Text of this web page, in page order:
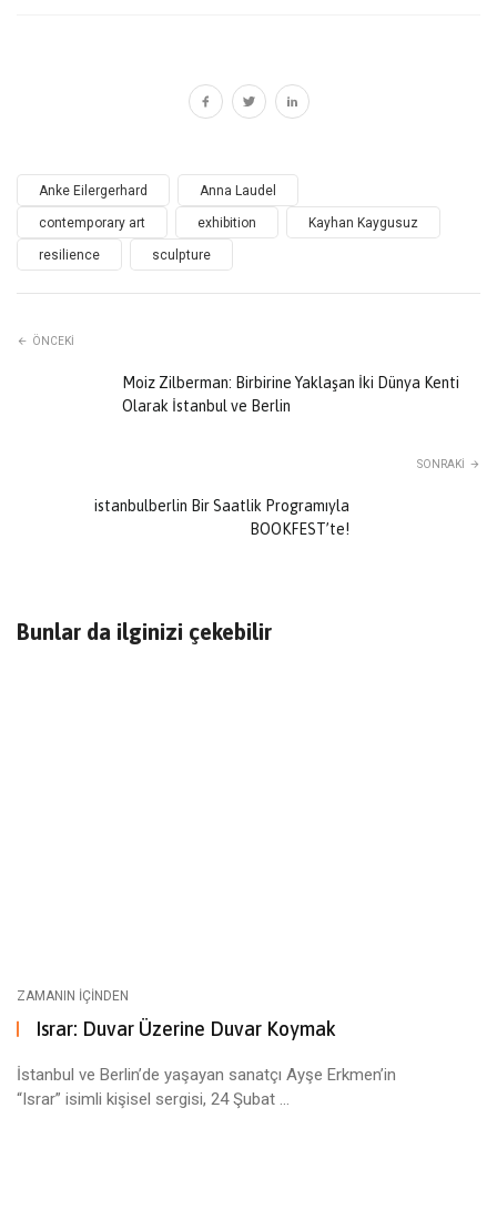
Anke Eilergerhard Anna Laudel
contemporary art exhibition Kayhan Kaygusuz
resilience sculpture
ÖNCEKI
Moiz Zilberman: Birbirine Yaklaşan İki Dünya Kenti
Olarak İstanbul ve Berlin
SONRAKI
istanbulberlin Bir Saatlik Programıyla
BOOKFEST’te!
Bunlar da ilginizi çekebilir
ZAMANIN İÇINDEN
Israr: Duvar Üzerine Duvar Koymak
İstanbul ve Berlin’de yaşayan sanatçı Ayşe Erkmen’in
“Israr” isimli kişisel sergisi, 24 Şubat ...